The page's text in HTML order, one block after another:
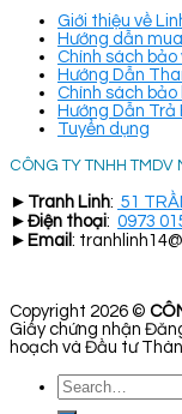
Giới thiệu về
Hướng dẫn
Chính sách
Hướng Dẫn
Chính sách bảo
Hướng Dẫn Trả
Tuyển dụng
CÔNG TY TNHH TMDV
► Tranh Linh: 51
► Điện thoại: 0973
► Email :
Copyright 2026 ©
Giấy chứng nhận
hoạch và Đầu tư
Search
for: